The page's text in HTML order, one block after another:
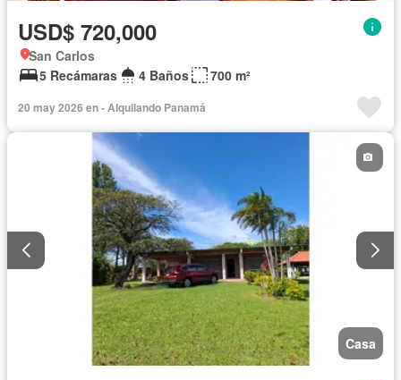
USD$ 720,000
San Carlos
5 Recámaras
4 Baños 700 m²
20 may 2026 en - Alquilando Panamá
Casa